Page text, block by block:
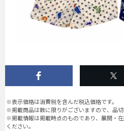
※表示価格は消費税を含んだ税込価格です。
※掲載商品は数に限りがございますので、品切
※掲載情報は掲載時点のものであり、展開・
ください。